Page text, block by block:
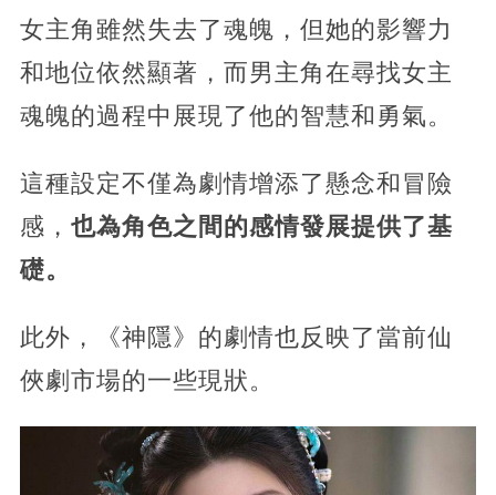
女主角雖然失去了魂魄，但她的影響力
和地位依然顯著，而男主角在尋找女主
魂魄的過程中展現了他的智慧和勇氣。
這種設定不僅為劇情增添了懸念和冒險
感， 也為角色之間的感情發展提供了基
礎。
此外，《神隱》的劇情也反映了當前仙
俠劇市場的一些現狀。